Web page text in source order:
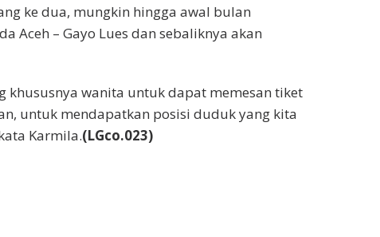
ke dua, mungkin hingga awal bulan
Aceh – Gayo Lues dan sebaliknya akan
khususnya wanita untuk dapat memesan tiket
untuk mendapatkan posisi duduk yang kita
Karmila.(LGco.023)